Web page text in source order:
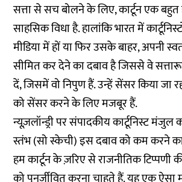
सत्ता से सच बोलने के लिए, कार्टून एक बहुत
साहसिक विधा है. हालांकि भारत में
मीडिया में हों या फिर उसके बाहर, अपनी
सीमित कर देने का दबाव है जिससे वे
दें, जिसमें वो निपुण हैं. उन्हें सेंसर किया जा
को सेंसर करने के लिए मजबूर हैं.
न्यूज़लॉन्ड्री पर संपादकीय कार्टूनिस्ट मंजुल
स्तंभ (सो स्केची) इस दबाव को कम करने
हम कार्टून के ज़रिए से राजनीतिक टिप्पणी